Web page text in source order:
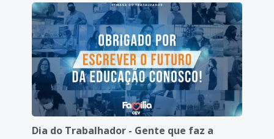
Dia do Trabalhador - Gente que faz a